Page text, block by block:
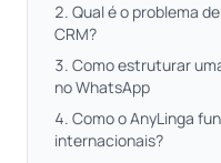
Qual é o problema
CRM?
Como estruturar
no WhatsApp
Como o AnyLinga
internacionais?